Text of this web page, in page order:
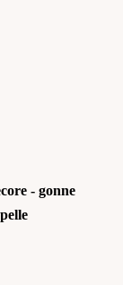
- gonne